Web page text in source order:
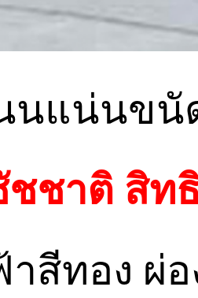
นแน่นขนั
ชชาติ สิท
สีทอง ผ่อ